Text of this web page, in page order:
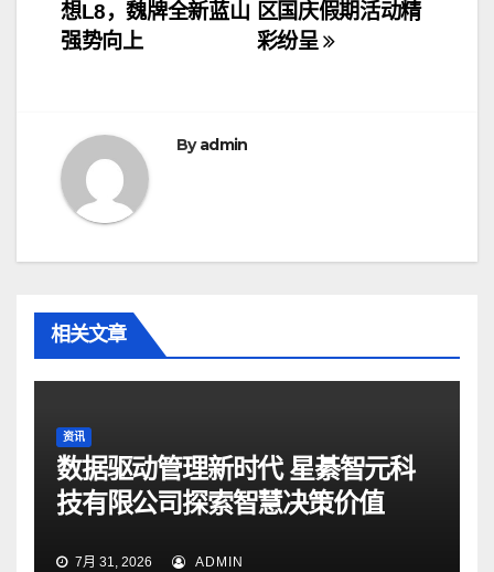
章
航
区国庆假期活动精
彩纷呈
想L8，魏牌全新蓝山
强势向上
Byadmin
相关文章
资讯
数据驱动管理新时代 星綦智元科
技有限公司探索智慧决策价值
7月 31, 2026 ADMIN